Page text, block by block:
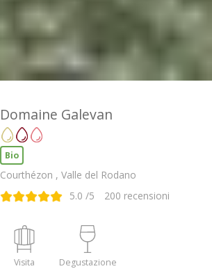
Domaine Galevan
Bio
Courthézon , Valle del Rodano
5.0 /5 200 recensioni
Visita Degustazione